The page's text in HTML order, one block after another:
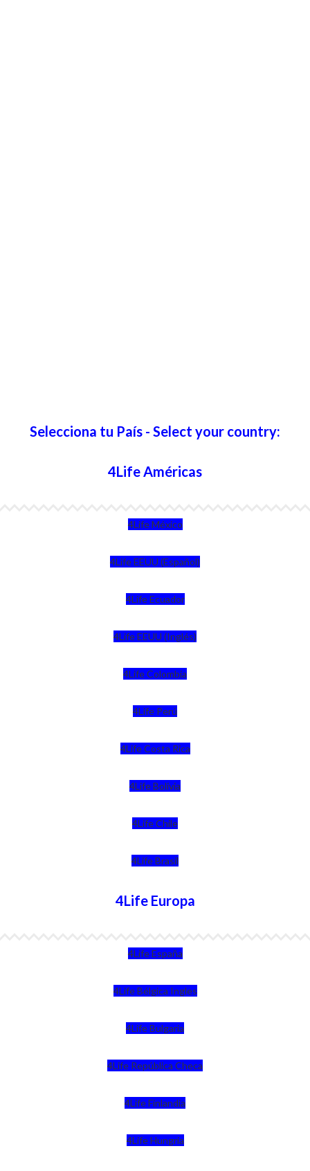
Selecciona tu País - Select your country:
4Life Américas
4Life México
4Life EEUU (Español)
4Life Ecuador
4Life EEUU (Inglés)
4Life Colombia
4Life Perú
4Life Costa Rica
4Life Bolivia
4Life Chile
4Life Brasil
4Life Europa
4Life España
4Life Bélgica Ingles
4Life Bulgaria
4Life República Checa
4Life Finlandia
4Life Hungria